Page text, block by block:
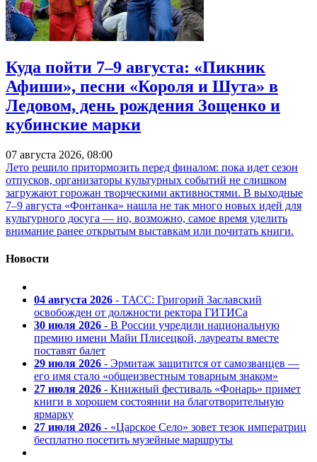
Куда пойти 7–9 августа: «Пикник
Афиши», песни «Короля и Шута» в
Ледовом, день рождения Зощенко и
кубинские марки
07 августа 2026, 08:00
Лето решило притормозить перед финалом: пока идет сезон
отпусков, организаторы культурных событий не слишком
загружают горожан творческими активностями. В выходные
7–9 августа «Фонтанка» нашла не так много новых идей для
культурного досуга — но, возможно, самое время уделить
внимание ранее открытым выставкам или почитать книги.
Новости
04 августа 2026 - ТАСС: Григорий Заславский
освобожден от должности ректора ГИТИСа
30 июля 2026 - В России учредили национальную
премию имени Майи Плисецкой, лауреаты вместе
поставят балет
29 июля 2026 - Эрмитаж защитится от самозванцев —
его имя стало «общеизвестным товарным знаком»
27 июля 2026 - Книжный фестиваль «Фонарь» примет
книги в хорошем состоянии на благотворительную
ярмарку
27 июля 2026 - «Царское Село» зовет тезок императриц
бесплатно посетить музейные маршруты